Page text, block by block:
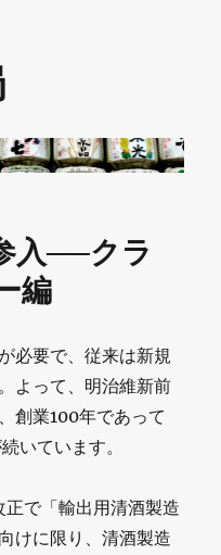
入──クラ
編
必要で、従来は新規
よって、明治維新前
創業100年であって
いています。
で「輸出用清酒製造
けに限り、清酒製造